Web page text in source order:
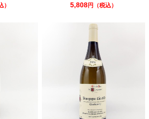
） 5,808円（税込）